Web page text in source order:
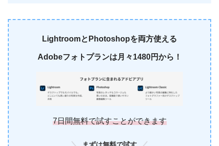
LightroomとPhotoshopを両方使える
Adobeフォトプランは月々1480円から！
7日間無料で試すことができます
まずは無料で試す